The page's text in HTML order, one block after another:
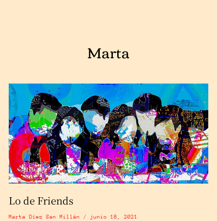
Marta
Lo de Friends
Marta Díez San Millán junio 18, 2021